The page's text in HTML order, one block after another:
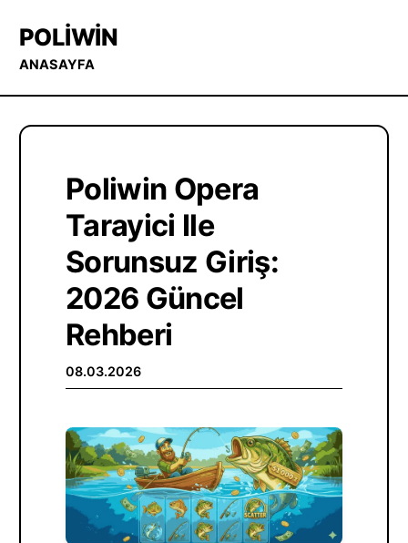
POLIWIN
ANASAYFA
Poliwin Opera
Tarayici Ile
Sorunsuz Giriş:
2026 Güncel
Rehberi
08.03.2026